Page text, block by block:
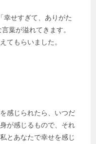
幸せすぎて、ありがた
葉が溢れてきます。
てもらいました。
感じられたら、いつだ
が感じるもので、それ
とあなたで幸せを感じ